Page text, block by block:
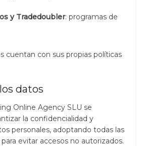
y Tradedoubler: programas de
cuentan con sus propias políticas
datos
Online Agency SLU se
la confidencialidad y
personales, adoptando todas las
evitar accesos no autorizados.